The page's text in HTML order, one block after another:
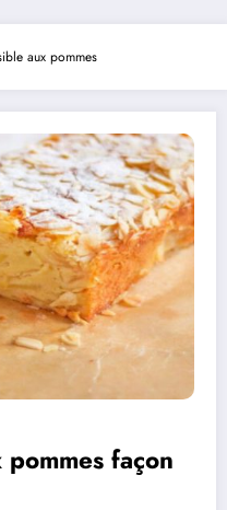
aux pommes
façon